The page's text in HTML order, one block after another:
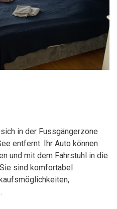
in der Fussgängerzone
entfernt. Ihr Auto können
und mit dem Fahrstuhl in die
sind komfortabel